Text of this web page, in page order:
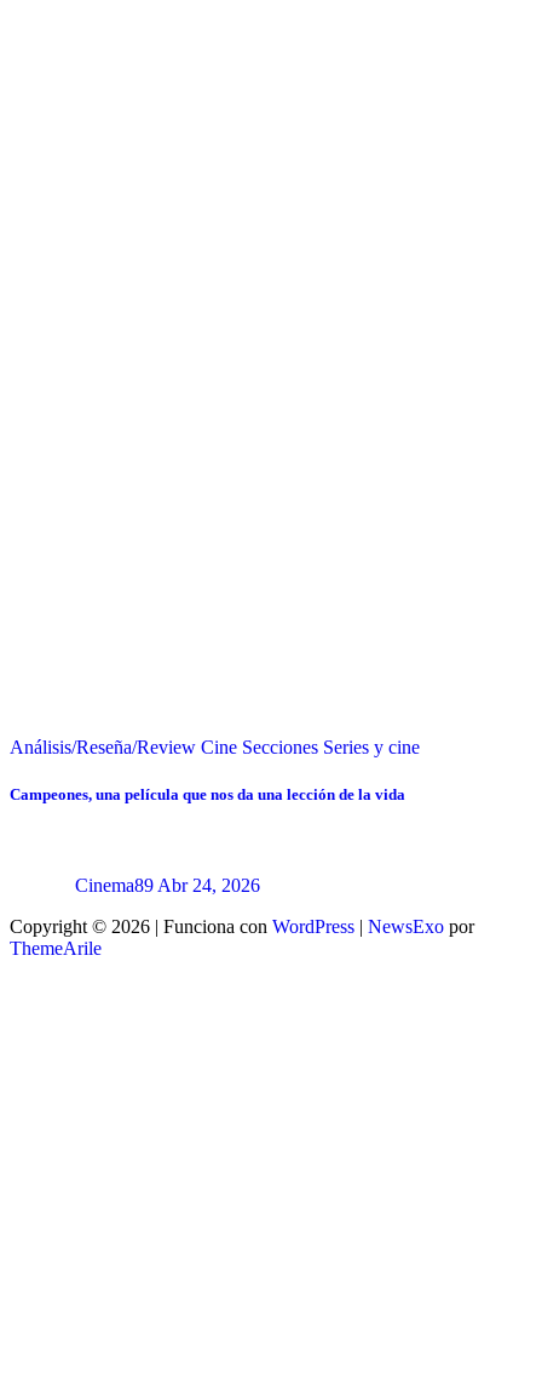
Análisis/Reseña/Review Cine Secciones Series y cine
Campeones, una película que nos da una lección de la vida
Cinema89 Abr 24, 2026
Copyright © 2026 | Funciona con WordPress | NewsExo por
ThemeArile